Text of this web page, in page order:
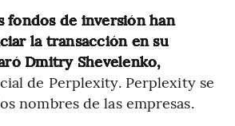
fondos de inversión han
la transacción en su
Dmitry Shevelenko,
de Perplexity. Perplexity se
nombres de las empresas.